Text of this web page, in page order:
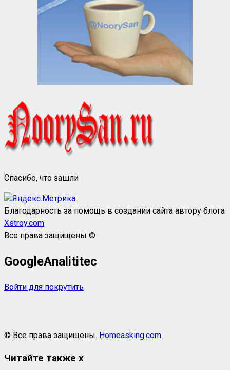
Спасибо, что зашли
Благодарность за помощь в создании сайта автору блога
Xstroy.com
Все права защищены ©
GoogleAnalititec
Войти для покрутить
© Все права защищены. Homeasking.com
Читайте также x